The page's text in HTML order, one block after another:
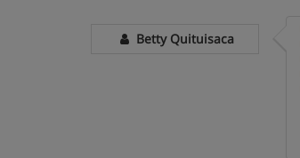
Betty Quituisaca